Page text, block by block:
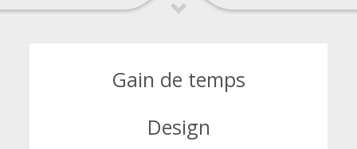
Gain de temps
Design